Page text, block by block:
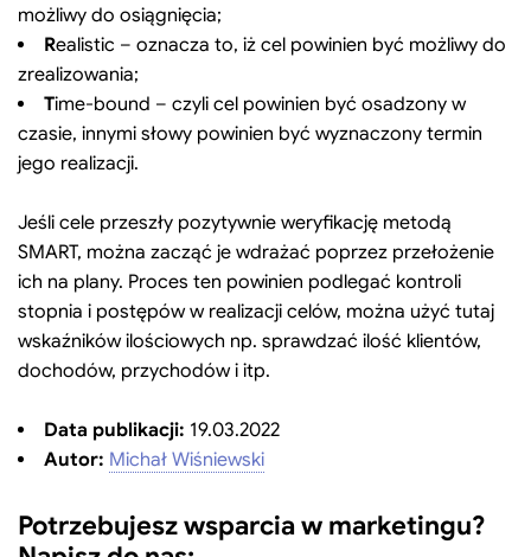
możliwy do osiągnięcia;
Realistic – oznacza to, iż cel powinien być możliwy do
zrealizowania;
Time-bound – czyli cel powinien być osadzony w
czasie, innymi słowy powinien być wyznaczony termin
jego realizacji.
Jeśli cele przeszły pozytywnie weryfikację metodą
SMART, można zacząć je wdrażać poprzez przełożenie
ich na plany. Proces ten powinien podlegać kontroli
stopnia i postępów w realizacji celów, można użyć tutaj
wskaźników ilościowych np. sprawdzać ilość klientów,
dochodów, przychodów i itp.
Data publikacji: 19.03.2022
Autor: Michał Wiśniewski
Potrzebujesz wsparcia w marketingu?